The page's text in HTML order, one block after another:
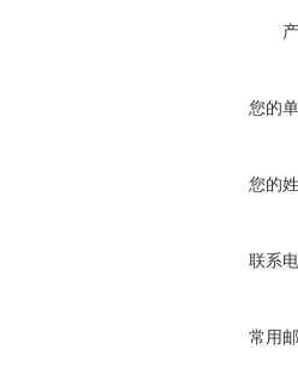
您的
您的
联系
常用